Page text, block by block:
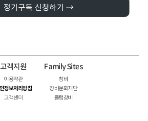
정기구독 신청하기 →
고객지원
이용약관
정보처리방침
고객센터
Family Sites
창비
창비문화재단
클럽창비